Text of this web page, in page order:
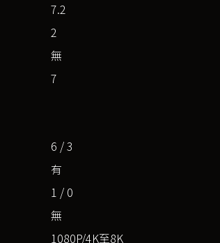
7.2
2
無
7
6 / 3
有
1 / 0
無
1080P/4K至8K